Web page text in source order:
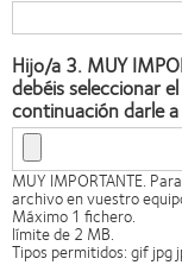
Hijo/a 3. MUY
debéis seleccionar
continuación darle a
MUY IMPORTANTE.
archivo en vuestro
Máximo 1 fichero.
límite de 2 MB.
Tipos permitidos: gif jpg